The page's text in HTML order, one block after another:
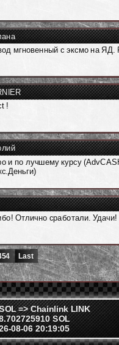
мгновенный с эксмо на ЯД.
!
и по лучшему курсу
Отлично сработали. Удачи!
Last
=> Chainlink LINK
SOL
08-06 20:19:05